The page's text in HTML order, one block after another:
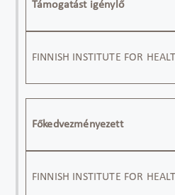
Támogatást igénylő
FINNISH INSTITUTE FOR
Főkedvezményezett
FINNISH INSTITUTE FOR